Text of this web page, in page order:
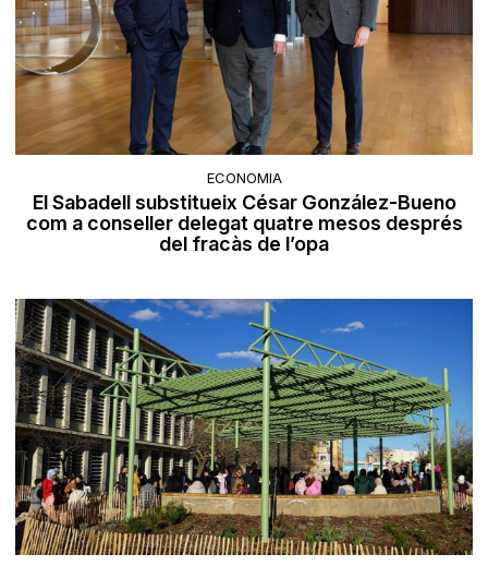
ECONOMIA
El Sabadell substitueix César González-Bueno
com a conseller delegat quatre mesos després
del fracàs de l’opa